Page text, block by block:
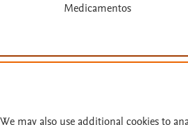
Medicamentos
07/2026.
may also use additional cookies to